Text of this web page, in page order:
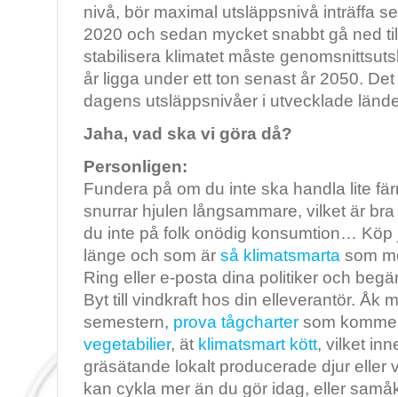
nivå, bör maximal utsläppsnivå inträffa
2020 och sedan mycket snabbt gå ned
stabilisera klimatet måste
år ligga under ett ton senast år 2050.
dagens utsläppsnivåer i utvecklade
Jaha, vad ska vi göra då?
Personligen:
Fundera på om du inte ska handla lite
snurrar hjulen långsammare, vilket är
du inte på folk onödig konsumtion… Köp
länge och som är så klimatsmarta som
Ring eller e-posta dina politiker och
Byt till vindkraft hos din elleverantör. Åk
semestern, prova tågcharter som
vegetabilier, ät klimatsmart kött, vilket
gräsätande lokalt producerade djur eller
kan cykla mer än du gör idag, eller